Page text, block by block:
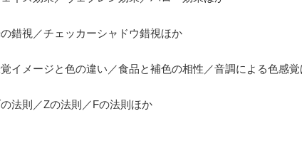
錯視／チェッカーシャドウ錯視ほか
イメージと色の違い／食品と補色の相性／音調による色感
法則／Zの法則／Fの法則ほか